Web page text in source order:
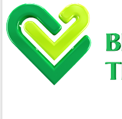
Quyết liệt cải cách hành chính, khơi
thông nguồn lực phát triển
Nâng cao hiệu lực, hiệu quả HĐND
tỉnh thông qua hiện đại hóa hành chính
Xã Ea Phê gắn cải cách hành chính với
chuyển đổi số
Phó Chủ tịch Thường trực UBND tỉnh